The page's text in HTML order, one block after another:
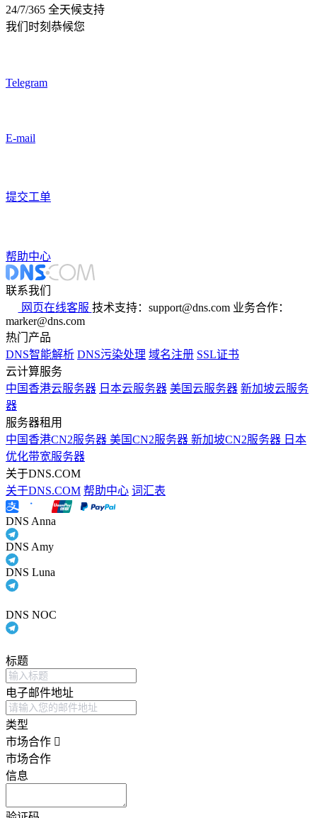
24/7/365 全天候支持
我们时刻恭候您
Telegram
E-mail
提交工单
帮助中心
联系我们
网页在线客服 技术支持：support@dns.com 业务合作：
marker@dns.com
热门产品
DNS智能解析 DNS污染处理 域名注册 SSL证书
云计算服务
中国香港云服务器 日本云服务器 美国云服务器 新加坡云服务
器
服务器租用
中国香港CN2服务器 美国CN2服务器 新加坡CN2服务器 日本
优化带宽服务器
关于DNS.COM
关于DNS.COM 帮助中心 词汇表
DNS Anna
DNS Amy
DNS Luna
DNS NOC
标题
电子邮件地址
类型
市场合作
市场合作
信息